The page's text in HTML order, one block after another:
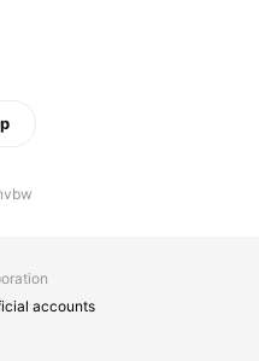
accounts